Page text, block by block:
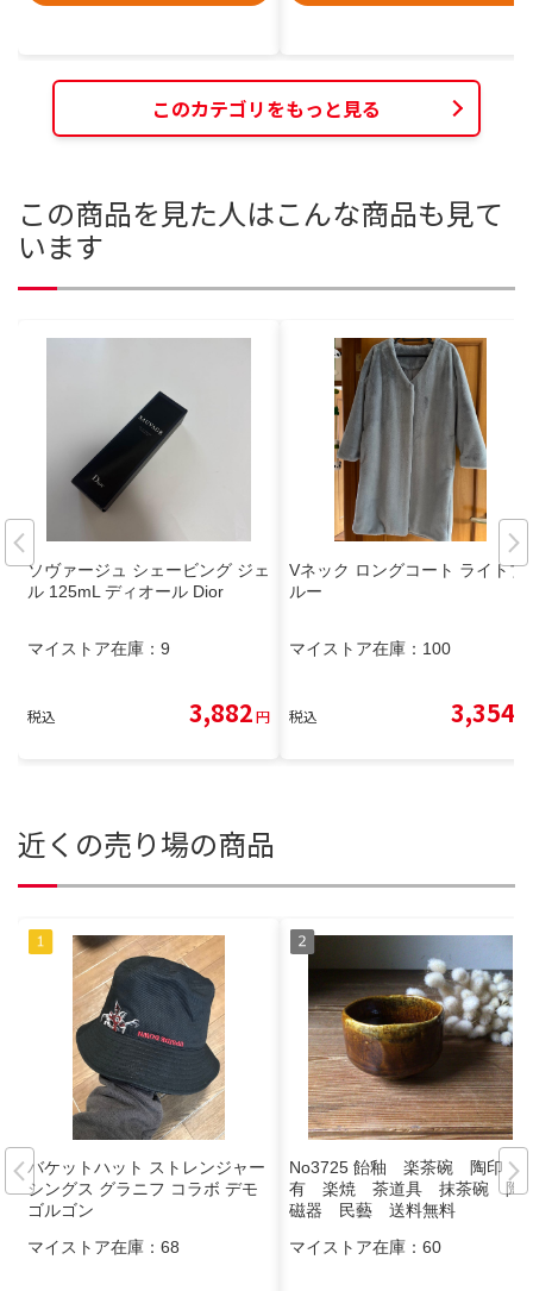
このカテゴリをもっと見る
この商品を見た人はこんな商品も見て
います
ソヴァージュ シェービング ジェ
ル 125mL ディオール Dior
マイストア在庫： 9
税込 3,882円
Vネック ロングコート ライトブ
ルー
マイストア在庫： 100
税込 3,354
近くの売り場の商品
バケットハット ストレンジャー
シングス グラニフ コラボ デモ
ゴルゴン
マイストア在庫： 68
No3725 飴釉 楽茶碗 陶印
有 楽焼 茶道具 抹茶碗 陶
磁器 民藝 送料無料
マイストア在庫： 60